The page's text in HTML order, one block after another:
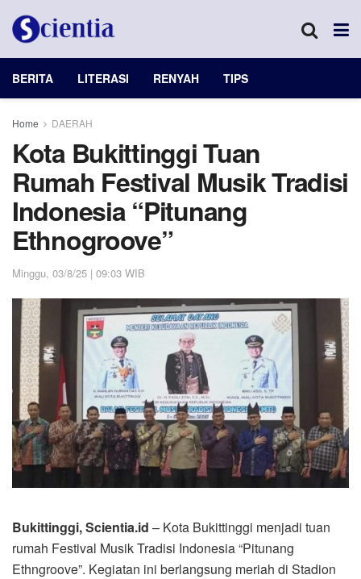
BERITA LITERASI RENYAH TIPS
Home DAERAH
Kota Bukittinggi Tuan
Rumah Festival Musik Tradisi
Indonesia “Pitunang
Ethnogroove”
Minggu, 03/8/25 | 09:03 WIB
Bukittinggi, Scientia.id – Kota Bukittinggi menjadi tuan
rumah Festival Musik Tradisi Indonesia “Pitunang
Ethngroove”. Kegiatan ini berlangsung meriah di Stadion